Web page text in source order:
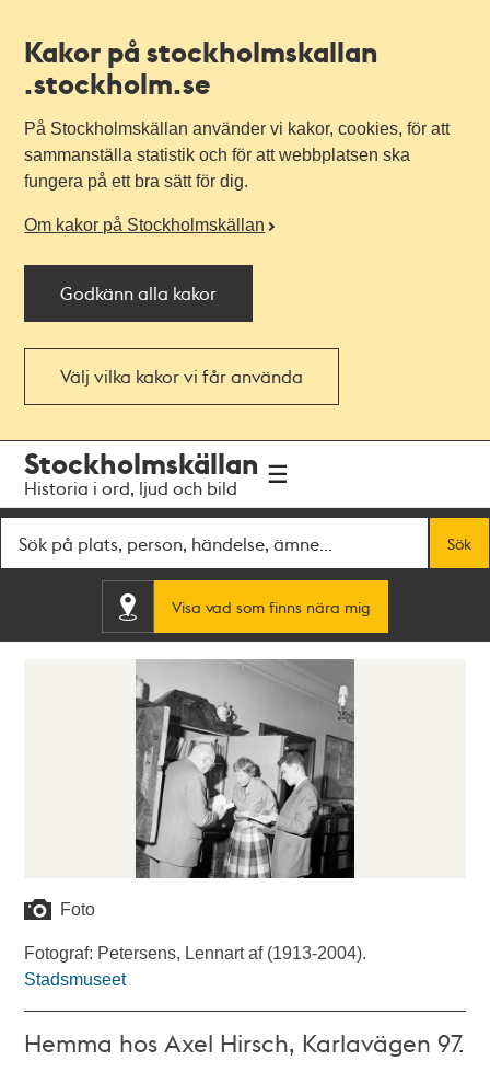
Kakor på stockholmskallan
.stockholm.se
På Stockholmskällan använder vi kakor, cookies, för att
sammanställa statistik och för att webbplatsen ska
fungera på ett bra sätt för dig.
Om kakor på Stockholmskällan
Godkänn alla kakor
Välj vilka kakor vi får använda
navigationen
huvudinnehållet
Stockholmskällan
Historia i ord, ljud och bild
Sök
Visa vad som finns nära mig
Foto
Fotograf: Petersens, Lennart af (1913-2004).
Stadsmuseet
Hemma hos Axel Hirsch, Karlavägen 97.